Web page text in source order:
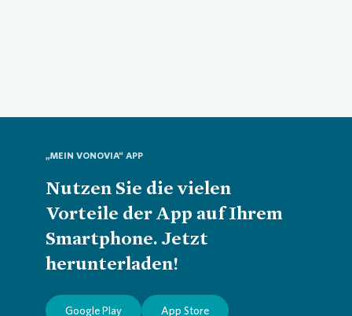
„MEIN VONOVIA“ APP
Nutzen Sie die vielen
Vorteile der App auf Ihrem
Smartphone. Jetzt
herunterladen!
Google Play App Store